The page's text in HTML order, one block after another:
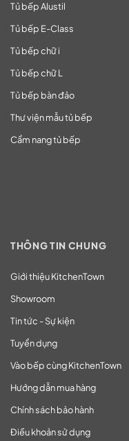
Tủ bếp Alustil
Tủ bếp E-Class
Tủ bếp chữ i
Tủ bếp chữ L
Tủ bếp bàn đảo
Thư viện mẫu tủ bếp
Cẩm nang tủ bếp
THÔNG TIN CHUNG
Giới thiệu KitchenTown
Showroom
Tin tức - Sự kiện
Tuyển dụng
Vào bếp cùng KitchenTown
Hướng dẫn mua hàng
Chính sách bảo hành
Điều khoản sử dụng